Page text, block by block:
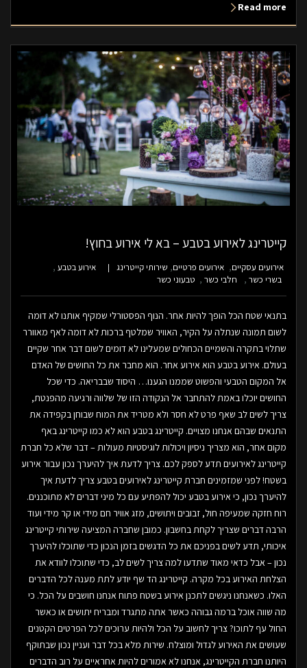
Read more
קייטרינג לאירוע בטבע – בא לי אירוע בחוץ!
אירועים עסקיים אירועים פרטיים שירותי קייטרינג
אירוע בטבע
בשרי כשר
חלבי כשר טבעוני כשר
בתנאי שטח הכל הופך להיות אחר. הנוף הפסטורלי שמקיף אותנו לא דומה
לשום תמונה שנתלה על הקיר, האוויר שמלטף ברכות לא דומה לאף מאוורר
שתלוי בתקרה והשמיים הכחולים שמעלינו לא דומים לשום דבר אחר שקיים
בעולם. אירוע בטבע הוא אירוע אחר. הוא מחבר את כל החושים של האדם
אל המקום הטבעי והפשוט שממנו הגענו… היסוד שבבריאה. כדי שכל
החושים יוכלו באמת להתחבר אל הנקודה הזו של שלווה ורגיעה מהפנטת,
צריך לשים לב שאף פרט לא חסר ולא מטריד את המוח שבוחן בקפידה את
התנאים שבהם אנחנו מצויים. קייטרינג בטבע הוא לא כמו קייטרינג באף
מקום אחר, הוא מצריך ניסיון ויכולות לוגיסטיות מעולות – דבר שלא כל חברת
קייטרינג לאירועים תדע לספק לכם. צריך לדעת איך להיערך נכון עבור אירוע
בשטח! לפני שמזמינים חברת קייטרינג לאירועים בטבע צריך לדעת איך
להיערך נכון, כי אירוע בטבע יכול להפתיע עם כל מיני דברים לא מתוכננים.
רוח חזקה שמעיפה חול, זבובים ויתושים, מזג אוויר חם מידי או קר מידי ועוד
הרבה דברים שצריך לקחת בחשבון. כמובן שחברה המציעה שירותי קייטרינג
איכותי, תדע לשים בפניכם את כל הדגשים בזמן הנכון כדי שתוכלו להיערך
נכון – אבל כדאי מאוד שתדעו למה צריך לשים לב, כדי שתוכלו לוודא את
הצלחת האירוע בכל מקרה. קייטרינג הד שף יודע לתת מענה לכל הדברים
האלו. כשאנחנו ניגשים לתכנן אירוע בשטח פתוח אנחנו חושבים על הכל. כי
מה שווה אוכל ברמה גבוהה כאשר אתה מתגרד ומבריח יתושים או כאשר
החול עף לתוכו? צריך לחשוב על הכל ולהיות ערוכים לכל הפרטים הקטנים
שעושים את האירוע לגדול ומוצלח. שירות מלא בכל דבר ועניין נכון שבתוקף
היותנו חברת הקייטרינג, אנחנו לא אמורים להיות אחראיים על רוב הדברים